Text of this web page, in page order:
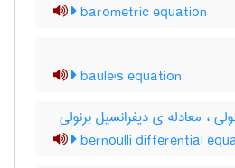
barometric equation
baule's equation
، معادله ی دیفرانسیل برنولی
bernoulli differential